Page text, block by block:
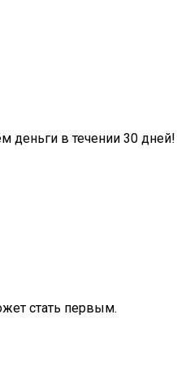
деньги в течении 30 дней!
стать первым.